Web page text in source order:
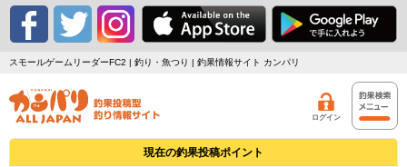
スモールゲームリーダーFC2 | 釣り・魚つり | 釣果情報サイト カンパリ
ログイン
現在の釣果投稿ポイント